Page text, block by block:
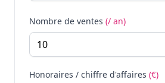
Nombre de ventes (/ an)
Honoraires / chiffre d'affaires (€)